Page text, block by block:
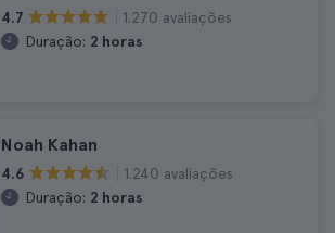
4.7
1.270 avaliações
Duração: 2 horas
Noah Kahan
4.6
1.240 avaliações
Duração: 2 horas